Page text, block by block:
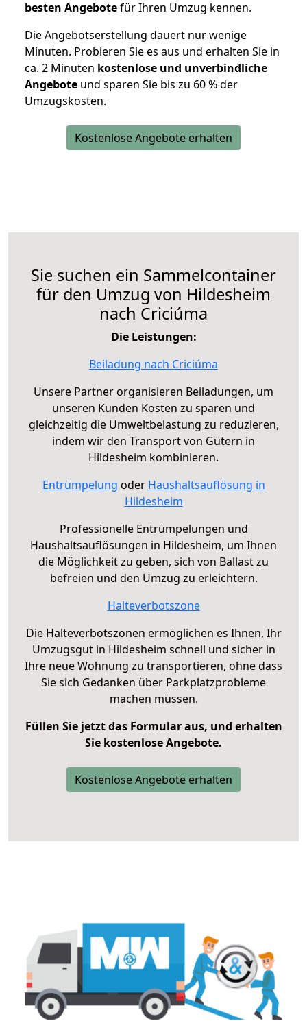
besten Angebotefür Ihren Umzug kennen.
Die Angebotserstellung dauert nur wenige
Minuten. Probieren Sie es aus und erhalten Sie in
ca. 2 Minuten kostenlose und unverbindliche
Angebote und sparen Sie bis zu 60 % der
Umzugskosten.
Kostenlose Angebote erhalten
Sie suchen ein Sammelcontainer
für den Umzug von Hildesheim
nach Criciúma
Die Leistungen:
Beiladung nach Criciúma
Unsere Partner organisieren Beiladungen, um
unseren Kunden Kosten zu sparen und
gleichzeitig die Umweltbelastung zu reduzieren,
indem wir den Transport von Gütern in
Hildesheim kombinieren.
Entrümpelung oder Haushaltsauflösung in
Hildesheim
Professionelle Entrümpelungen und
Haushaltsauflösungen in Hildesheim, um Ihnen
die Möglichkeit zu geben, sich von Ballast zu
befreien und den Umzug zu erleichtern.
Halteverbotszone
Die Halteverbotszonen ermöglichen es Ihnen, Ihr
Umzugsgut in Hildesheim schnell und sicher in
Ihre neue Wohnung zu transportieren, ohne dass
Sie sich Gedanken über Parkplatzprobleme
machen müssen.
Füllen Sie jetzt das Formular aus, und erhalten
Sie kostenlose Angebote.
Kostenlose Angebote erhalten